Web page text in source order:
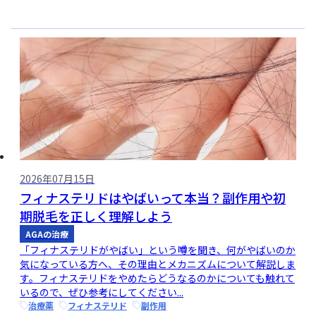
2026年07月15日
フィナステリドはやばいって本当？副作用や初
期脱毛を正しく理解しよう
AGAの治療
「フィナステリドがやばい」という噂を聞き、何がやばいのか
気になっている方へ、その理由とメカニズムについて解説しま
す。フィナステリドをやめたらどうなるのかについても触れて
いるので、ぜひ参考にしてください...
治療薬 フィナステリド 副作用